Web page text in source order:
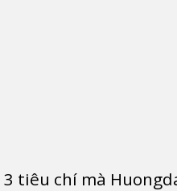
3 tiêu chí mà